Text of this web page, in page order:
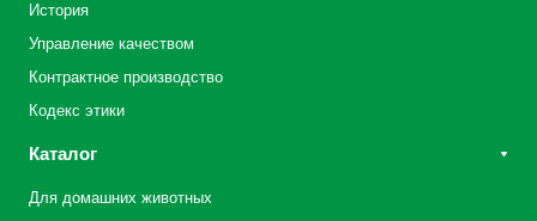
История
Управление качеством
Контрактное производство
Кодекс этики
Каталог
Для домашних животных